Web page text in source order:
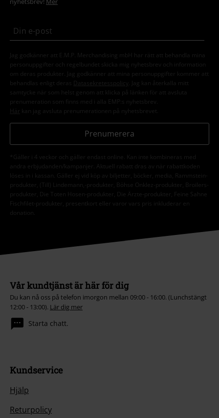
Jag godkänner att E.M.P. Merchandising mbH har rätt att behandla mina
personuppgifter och regelbundet skicka mig nyhetsbrev och information
om deras produkter. Jag godkänner att mina personuppgifter kommer att
behandlas enligt deras
Datasekretesspolicy
. Jag kan återkalla mitt
samtycke när som helst genom att klicka på länken för att avsluta
prenumeration som finns med i alla EMP:s nyhetsbrev.
Här kan jag avsluta prenumerationen på nyhetsbrevet.
Prenumerera
*Gäller i 4 veckor och gäller endast online. Kan inte kombineras med
andra erbjudanden/kampanjer. Aktuell rabatt dras av när rabattkoden
löses in i kassan. Gäller ej vid köp av biljetter, böcker, media, Rammstein-
produkter, (Till) Lindemann,-produkter, Böhse Onklez-produkter, Broilers-
produkter, Die Toten Hosen-produkter, Die Ärzte-produkter, Feine Sahne
Fischfilet-produkter, presentkort eller varor vars pris inkluderar en
donation.
Vår kundtjänst är här för dig
Du kan nå oss på telefon imorgon mellan 09:00 - 16:00. (Lunchstängt
12:00 - 13:00). Lär dig mer
Starta chatt.
Kundservice
Hjälp
Returpolicy